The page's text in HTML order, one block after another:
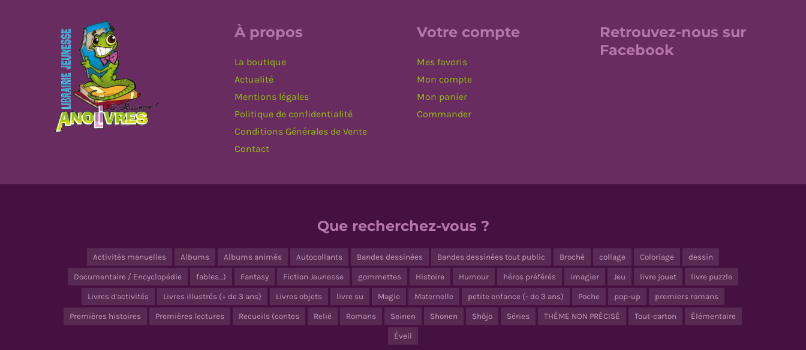
À propos
La boutique
Actualité
Mentions légales
Politique de confidentialité
Conditions Générales de Vente
Contact
Votre compte
Mes favoris
Mon compte
Mon panier
Commander
Retrouvez-nous sur
Facebook
Que recherchez-vous ?
Activités manuelles Albums Albums animés Autocollants Bandes dessinées Bandes dessinées tout public Broché collage Coloriage dessin
Documentaire / Encyclopédie fables…) Fantasy Fiction Jeunesse gommettes Histoire Humour héros préférés imagier Jeu livre jouet livre puzzle
Livres d'activités Livres illustrés (+ de 3 ans) Livres objets livre su Magie Maternelle petite enfance (- de 3 ans) Poche pop-up premiers romans
Premières histoires Premières lectures Recueils (contes Relié Romans Seinen Shonen Shôjo Séries THÈME NON PRÉCISÉ Tout-carton Élémentaire
Éveil